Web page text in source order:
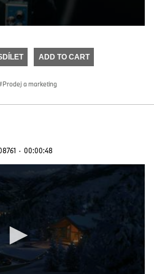
ADD TO CART
Prodej a marketing
· 00:00:48